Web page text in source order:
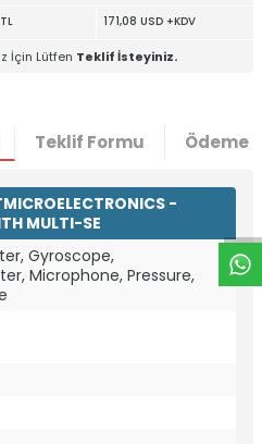
W
h
t
a
p
p
D
e
s
e
H
a
t
t
171,08 USD +KDV
İçin Lütfen Teklif İsteyiniz.
Teklif Formu Ödeme
-
MULTI-SE
Gyroscope,
Microphone, Pressure,